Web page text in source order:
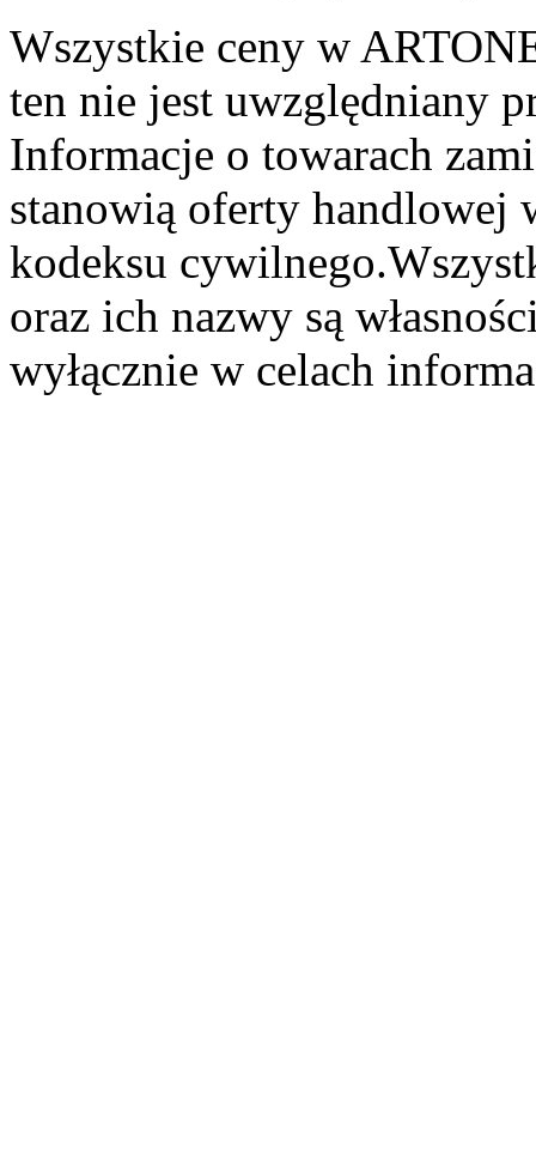
Wszystkie ceny w
ten nie jest uwzględniany
Informacje o towarach
stanowią oferty
kodeksu
oraz ich nazwy są
wyłącznie w celach